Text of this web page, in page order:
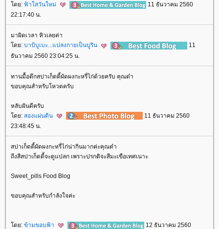
ดย: ฟ้าใสวันใหม่
11 ธันวาคม 2560
22:17:40 น.
มาผิดเวลา หิวเลยค่า
ดย: บาบิบูเบะ...แปลงกายเป็นบูริน
11
ธันวาคม 2560 23:04:25 น.
ทานมื้อดึกสปาเก็ตตี้ผัดผงกะหรี่ไก่ด้วยครับ คุณต๋า
ขอบคุณสำหรับโหวตครับ
หลับฝันดีครับ
ดย: สองแผ่นดิน
11 ธันวาคม 2560
23:48:45 น.
สปาเก็ตตี้ผัดผงกะหรี่ไก่น่ากินมากค่ะคุณต๋า
ถึงสีสปาเก็ตตี้จะดูแปลก เพราะปรกติจะสีมะเขือเทศเนาะ
Sweet_pills Food Blog
ขอบคุณสำหรับกำลังใจค่ะ
ดย: ข้ามขอบฟ้า
12 ธันวาคม 2560